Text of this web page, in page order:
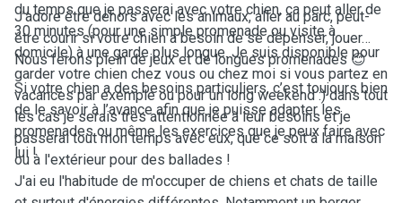
du temps que je passerai avec votre chien, ça peut aller de
30 minutes (pour une simple promenade ou visite à
domicile) à une garde plus longue. Je suis disponible pour
garder votre chien chez vous ou chez moi si vous partez en
vacances par exemple ou pour un long weekend :) dans tout
les cas je serais très attentionnée à leur besoins et je
passerai tout mon temps avec eux, que ce soit à la maison
ou à l'extérieur pour des ballades !
J’adore être dehors avec les animaux, aller au parc, peut-
être courir si votre chien a besoin de se dépenser, jouer…
Nous ferons plein de jeux et de longues promenades 😊
Si votre chien a des besoins particuliers, c’est toujours bien
de le savoir à l’avance afin que je puisse adapter les
promenades ou même les exercices que je peux faire avec
lui !
J'ai eu l'habitude de m'occuper de chiens et chats de taille